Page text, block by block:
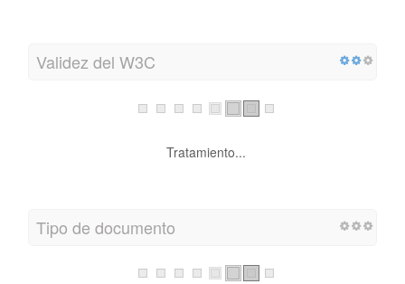
Validez del W3C
Tratamiento...
Tipo de documento